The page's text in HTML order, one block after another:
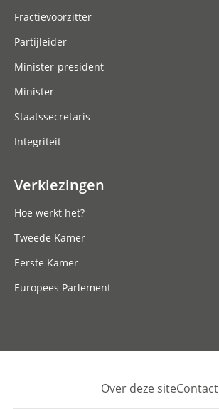
Fractievoorzitter
Partijleider
Minister-president
Minister
Staatssecretaris
Integriteit
Verkiezingen
Hoe werkt het?
Tweede Kamer
Eerste Kamer
Europees Parlement
Over deze siteContact